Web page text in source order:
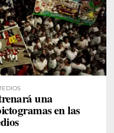
una
en las